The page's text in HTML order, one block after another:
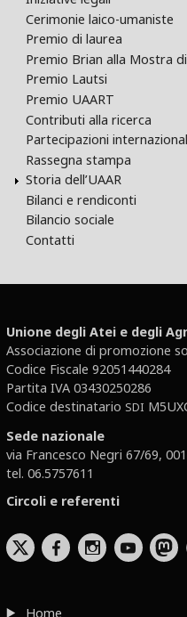
Cerimonie laico-umaniste
Premio di laurea
Premio Brian alla Mostra
Premio Lautsi
Premio UAART
Contributi alla ricerca
Partecipazioni
Rassegna stampa
Storia dell’UAAR
Bilanci e rendiconti
Bilancio sociale
Contatti
Unione degli Atei e degli
Associazione di promozione
Codice Fiscale 92051440284
Partita IVA 03430250286
Codice destinatario SDI
Sede nazionale
via Francesco Negri 67/69,
tel. 06.5757611
Circoli e referenti
b x r
Home